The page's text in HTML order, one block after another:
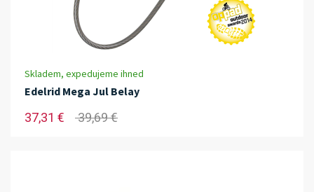
Skladem, expedujeme ihned
Edelrid Mega Jul Belay
37,31 € 39,69 €